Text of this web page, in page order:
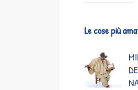
Le cose più